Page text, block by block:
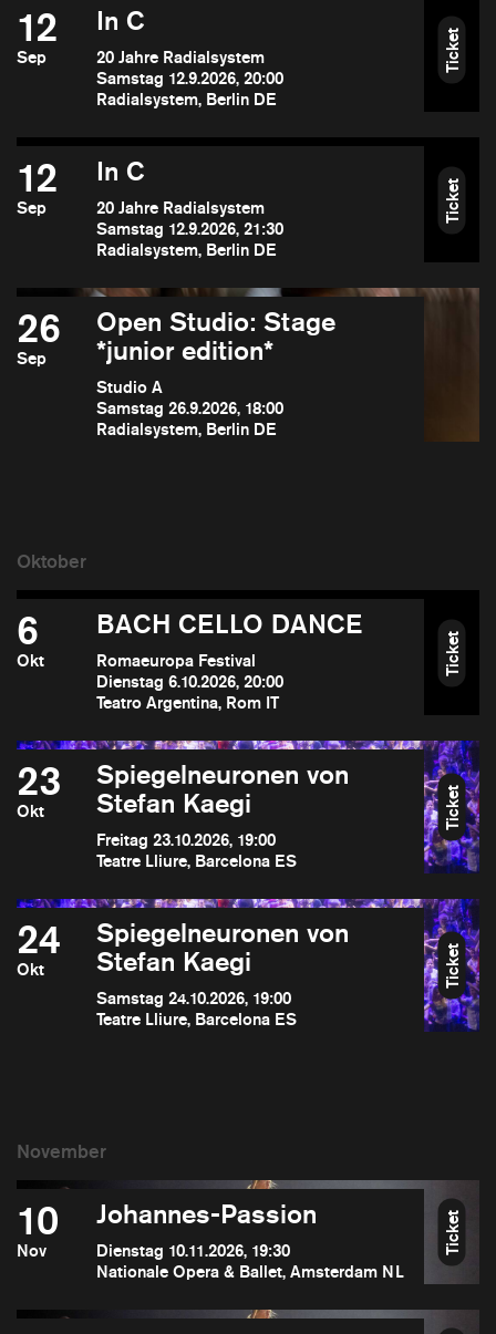
12
Sep
In C
20 Jahre Radialsystem
Samstag 12.9.2026, 20:00
Radialsystem, Berlin DE
Ticket
12
Sep
In C
20 Jahre Radialsystem
Samstag 12.9.2026, 21:30
Radialsystem, Berlin DE
Ticket
26
Sep
Open Studio: Stage
*junior edition*
Studio A
Samstag 26.9.2026, 18:00
Radialsystem, Berlin DE
6
Okt
BACH CELLO DANCE
Romaeuropa Festival
Dienstag 6.10.2026, 20:00
Teatro Argentina, Rom IT
Ticket
23
Okt
Spiegelneuronen von
Stefan Kaegi
Freitag 23.10.2026, 19:00
Teatre Lliure, Barcelona ES
Ticket
24
Okt
Spiegelneuronen von
Stefan Kaegi
Samstag 24.10.2026, 19:00
Teatre Lliure, Barcelona ES
Ticket
10
Nov
Johannes-Passion
Dienstag 10.11.2026, 19:30
Nationale Opera & Ballet, Amsterdam NL
Ticket